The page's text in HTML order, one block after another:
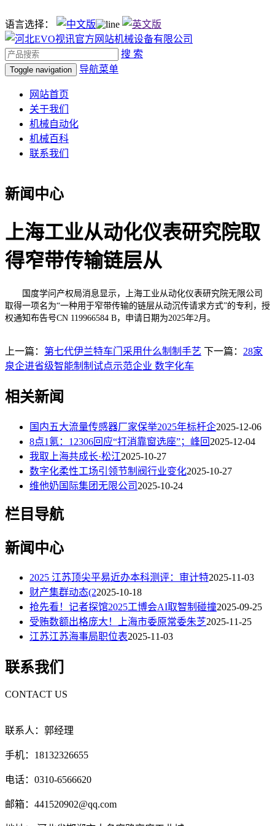
语言选择：
搜 索
Toggle navigation 导航菜单
网站首页
关于我们
机械自动化
机械百科
联系我们
新闻中心
上海工业从动化仪表研究院取
得窄带传输链层从
国度学问产权局消息显示，上海工业从动化仪表研究院无限公司
取得一项名为“一种用于窄带传输的链层从动沉传请求方式”的专利，授
权通知布告号CN 119966584 B，申请日期为2025年2月。
上一篇： 第七代伊兰特车门采用什么制制手艺 下一篇： 28家
泉企进省级智能制制试点示范企业 数字化车
相关新闻
国内五大流量传感器厂家保举2025年标杆企2025-12-06
8点1氪：12306回应“打消靠窗选座”；峰回 2025-12-04
我取上海共成长·松江2025-10-27
数字化柔性工场引领节制阀行业变化2025-10-27
维他奶国际集团无限公司 2025-10-24
栏目导航
新闻中心
2025 江苏顶尖平易近办本科测评：审计特2025-11-03
财产集群动态(22025-10-18
抢先看！记者探馆2025工博会AI取智制碰撞2025-09-25
受贿数额出格庞大！上海市委原常委朱芝2025-11-25
江苏江苏海事局职位表2025-11-03
联系我们
CONTACT US
联系人：郭经理
手机：18132326655
电话：0310-6566620
邮箱：441520902@qq.com